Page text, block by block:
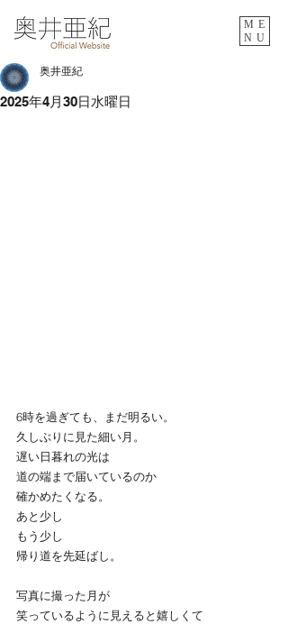
ME
NU
2025年4月30日水曜日
奥井亜紀
6時を過ぎても、まだ明るい。
久しぶりに見た細い月。
遅い日暮れの光は
道の端まで届いているのか
確かめたくなる。
あと少し
もう少し
帰り道を先延ばし。
写真に撮った月が
笑っているように見えると嬉しくて